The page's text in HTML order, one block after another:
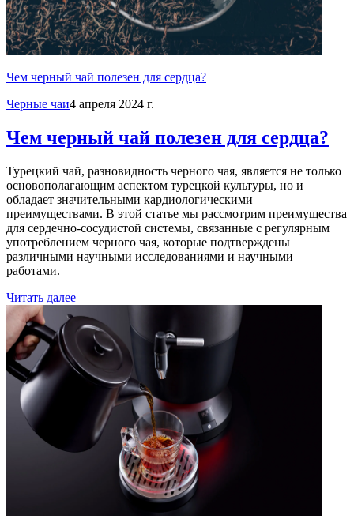
Чем черный чай полезен для сердца?
Черные чаи4 апреля 2024 г.
Чем черный чай полезен для сердца?
Турецкий чай, разновидность черного чая, является не только
основополагающим аспектом турецкой культуры, но и
обладает значительными кардиологическими
преимуществами. В этой статье мы рассмотрим преимущества
для сердечно-сосудистой системы, связанные с регулярным
употреблением черного чая, которые подтверждены
различными научными исследованиями и научными
работами.
Читать далее